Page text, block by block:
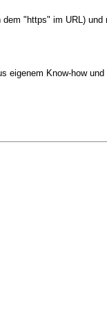
"https" im URL) und
eigenem Know-how